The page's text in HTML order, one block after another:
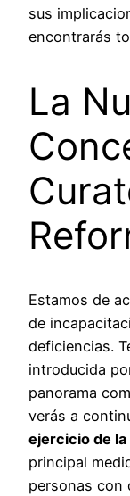
sus
encontrarás
La
Estamos de
de
deficiencias.
introducida
panorama
verás a
ejercicio de
principal
personas con